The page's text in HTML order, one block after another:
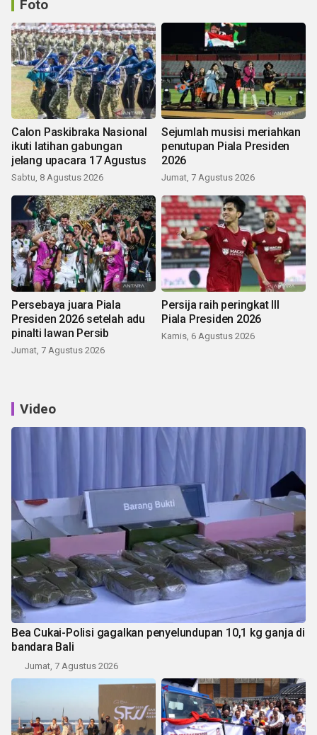
Foto
Calon Paskibraka Nasional
ikuti latihan gabungan
jelang upacara 17 Agustus
Sabtu, 8 Agustus 2026
Sejumlah musisi meriahkan
penutupan Piala Presiden
2026
Jumat, 7 Agustus 2026
Persebaya juara Piala
Presiden 2026 setelah adu
pinalti lawan Persib
Jumat, 7 Agustus 2026
Persija raih peringkat III
Piala Presiden 2026
Kamis, 6 Agustus 2026
Video
Bea Cukai-Polisi gagalkan penyelundupan 10,1 kg ganja di
bandara Bali
Jumat, 7 Agustus 2026